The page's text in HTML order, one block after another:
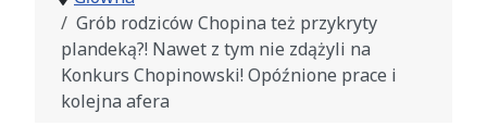
Grób rodziców Chopina też przykryty
plandeką?! Nawet z tym nie zdążyli na
Konkurs Chopinowski! Opóźnione prace i
kolejna afera